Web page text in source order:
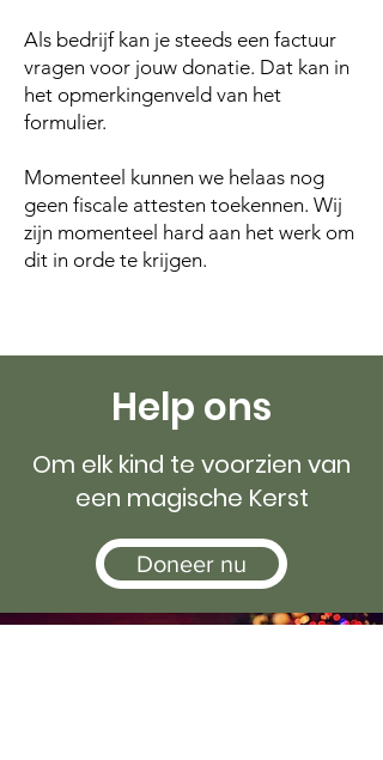
Als bedrijf kan je steeds een factuur
vragen voor jouw donatie. Dat kan in
het opmerkingenveld van het
formulier.
Momenteel kunnen we helaas nog
geen fiscale attesten toekennen. Wij
zijn momenteel hard aan het werk om
dit in orde te krijgen.
Help ons
Om elk kind te voorzien van
een magische Kerst
Doneer nu